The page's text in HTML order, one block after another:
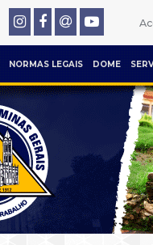
NORMAS LEGAIS DOME